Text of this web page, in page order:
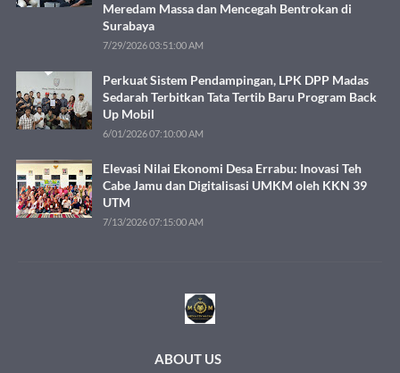
Meredam Massa dan Mencegah Bentrokan di
Surabaya
7/29/2026 03:51:00 AM
Perkuat Sistem Pendampingan, LPK DPP Madas
Sedarah Terbitkan Tata Tertib Baru Program Back
Up Mobil
6/01/2026 07:10:00 AM
Elevasi Nilai Ekonomi Desa Errabu: Inovasi Teh
Cabe Jamu dan Digitalisasi UMKM oleh KKN 39
UTM
7/13/2026 07:15:00 AM
ABOUT US